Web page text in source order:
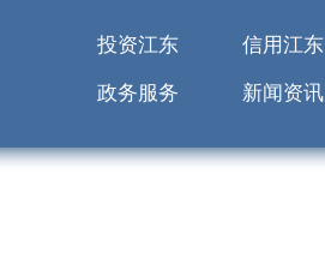
投资江东 信用江东
政务服务
新闻资讯